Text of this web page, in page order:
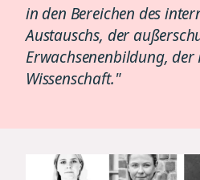
in den Bereichen des
Austauschs, der
Erwachsenenbildung, der
Wissenschaft."